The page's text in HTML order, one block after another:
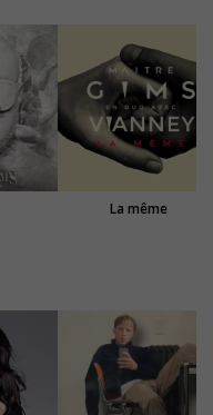
La même